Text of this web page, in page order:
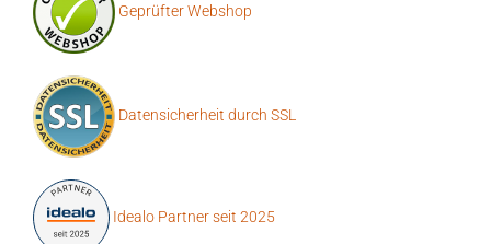
Geprüfter Webshop
Datensicherheit durch SSL
Idealo Partner seit 2025